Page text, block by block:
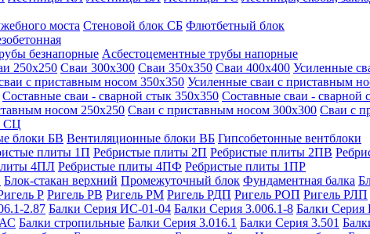
моста Стеновой блок СБ Флютбетный блок
безнапорные Асбестоцементные трубы напорные
250х250 Сваи 300х300 Сваи 350х350 Сваи 400х400 Усиленные
с приставным носом 350х350 Усиленные сваи с приставным
Составные сваи - сварной стык 350х350 Составные сваи - сварной
носом 250х250 Сваи с приставным носом 300х300 Сваи с
СЦ
блоки БВ Вентиляционные блоки ВБ Гипсобетонные вентблоки
плиты 1П Ребристые плиты 2П Ребристые плиты 2ПВ
4ПЛ Ребристые плиты 4ПФ Ребристые плиты 1ПР
Блок-стакан верхний Промежуточный блок Фундаментная балка
Р Ригель РВ Ригель РМ Ригель РДП Ригель РОП Ригель РЛП
2.87 Балки Серия ИС-01-04 Балки Серия 3.006.1-8 Балки
Балки стропильные Балки Серия 3.016.1 Балки Серия 3.501